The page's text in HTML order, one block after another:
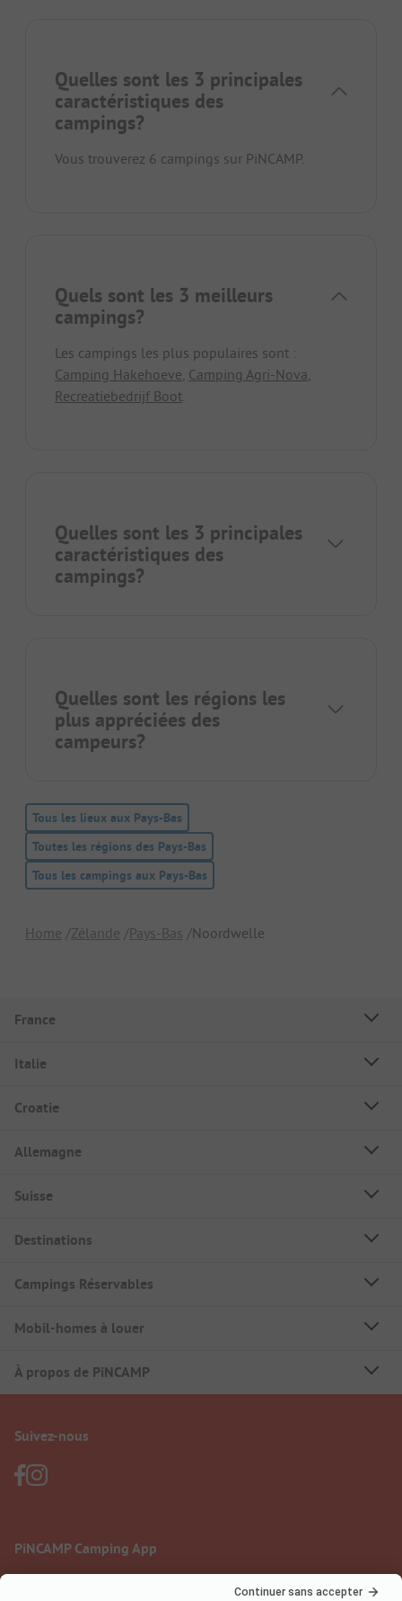
Quelles sont les 3 principales
caractéristiques des
campings?
Vous trouverez 6 campings sur PiNCAMP.
Quels sont les 3 meilleurs
campings?
Les campings les plus populaires sont :
Camping Hakehoeve Camping Agri-Nova
Recreatiebedrijf Boot
Quelles sont les 3 principales
caractéristiques des
campings?
Quelles sont les régions les
plus appréciées des
campeurs?
Tous les lieux aux Pays-Bas
Toutes les régions des Pays-Bas
Tous les campings aux Pays-Bas
Home Zélande Pays-Bas Noordwelle
France
Italie
Croatie
Allemagne
Suisse
Destinations
Campings Réservables
Mobil-homes à louer
À propos de PiNCAMP
Suivez-nous
PiNCAMP Camping App